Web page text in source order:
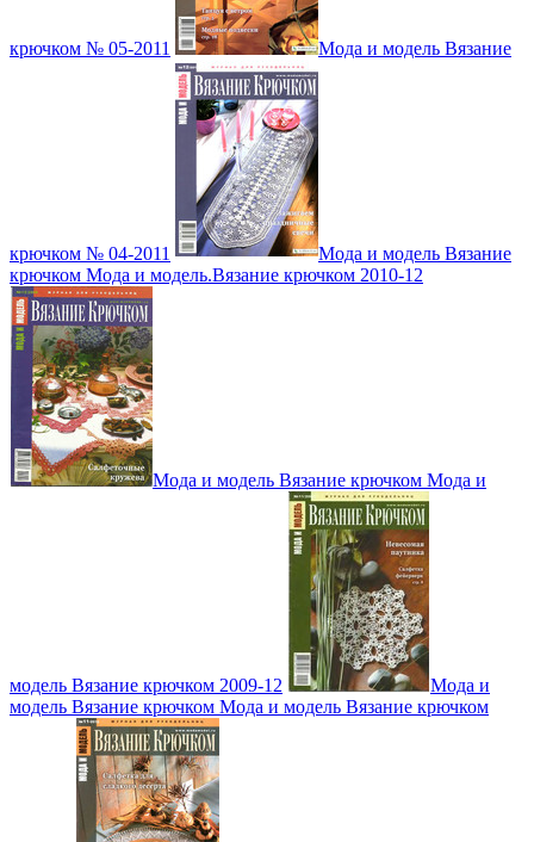
крючком № 05-2011 Мода и модель Вязание
крючком № 04-2011
Мода и модель Вязание
крючком Мода и модель.Вязание крючком 2010-12
Мода и модель Вязание крючком Мода и
модель Вязание крючком 2009-12
Мода и
модель Вязание крючком Мода и модель Вязание крючком